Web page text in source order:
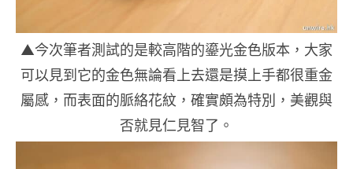
▲今次筆者測試的是較高階的鎏光金色版本，大家
可以見到它的金色無論看上去還是摸上手都很重金
屬感，而表面的脈絡花紋，確實頗為特別，美觀與
否就見仁見智了。